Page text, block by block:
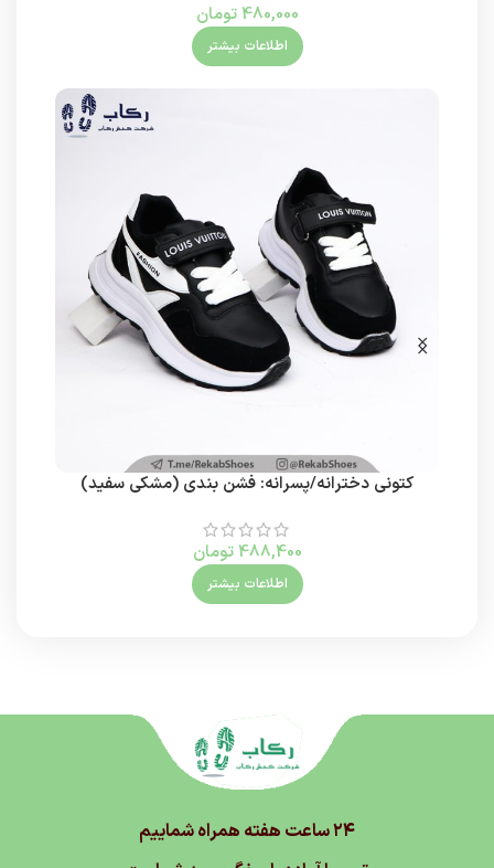
480,000 تومان
اطلاعات بیشتر
کتونی دخترانه/پسرانه: فشن بندی (مشکی سفید)
488,400 تومان
اطلاعات بیشتر
۲۴ ساعت هفته همراه شماییم